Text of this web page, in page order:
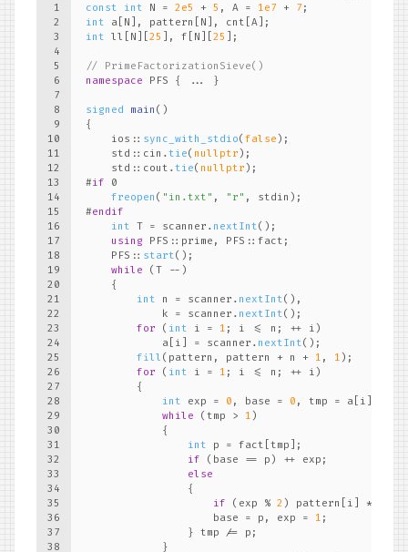
1
2
3
4
5
6
7
8
9
10
11
12
13
14
15
16
17
18
19
20
21
22
23
24
25
26
27
28
29
30
31
32
33
34
35
36
37
38
const int N = 2e5 + 5 , A = 1e7 + 7 ;
int a[N], pattern[N], cnt[A];
int ll[N][25 ], f[N][25 ];
// PrimeFactorizationSieve()
namespace PFS { ... }
signed main ()
{
    ios::
sync_with_stdio( false );
    std::cin.
tie( nullptr );
    std::cout.
tie( nullptr );
#if 0
freopen ( "in.txt" , "r" , stdin);
#endif
int T = scanner. nextInt();
using PFS::prime, PFS::fact;
    PFS::
start();
while (T --)
    {
int n = scanner. nextInt(),
            k = scanner.
nextInt();
for ( int i = 1 ; i <= n; ++ i)
            a[i] = scanner.
nextInt();
fill (pattern, pattern + n + 1 , 1 );
for ( int i = 1 ; i <= n; ++ i)
        {
int exp = 0 , base = 0 , tmp = a[i];
while (tmp > 1 )
            {
int p = fact[tmp];
if (base == p) ++ exp;
else
                {
if (exp % 2 ) pattern[i] *=
                    base = p, exp =
1 ;
                } tmp /= p;
            }